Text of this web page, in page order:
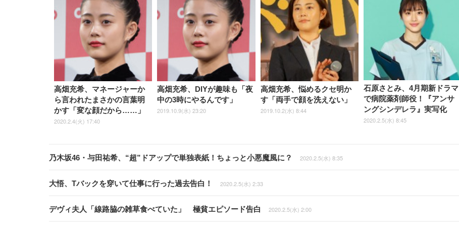
高畑充希、マネージャーか
ら言われたまさかの言葉明
かす「変な顔だから……」
2020.2.4(火) 17:40
高畑充希、DIYが趣味も「夜
中の3時にやるんです」
2019.10.9(水) 23:20
高畑充希、悩めるクセ明か
す「両手で顔を洗えない」
2019.10.2(水) 8:44
石原さとみ、4月期新ドラマ
で病院薬剤師役！『アンサ
ングシンデレラ』実写化
2020.2.5(水) 8:45
乃木坂46・与田祐希、“超”ドアップで単独表紙！ちょっと小悪魔風に？ 2020.2.5(水) 8:35
大悟、Tバックを穿いて仕事に行った過去告白！ 2020.2.5(水) 2:33
デヴィ夫人「線路脇の雑草食べていた」 極貧エピソード告白 2020.2.5(水) 2:00